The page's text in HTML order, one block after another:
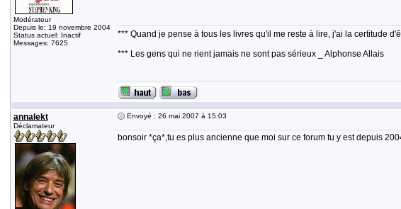
Modérateur
Depuis le: 19 novembre 2004
Status actuel: Inactif
Messages: 7625
*** Quand je pense à tous les livres qu'il me reste à lire, j'ai la certitude
*** Les gens qui ne rient jamais ne sont pas sérieux _ Alphonse Allais
annalekt
Déclamateur
Envoyé : 26 mai 2007 à 15:03
bonsoir *ça*,tu es plus ancienne que moi sur ce forum tu y est depuis